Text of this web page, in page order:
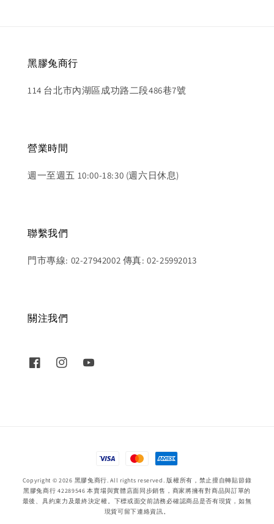
黑膠兔商行
114 台北市內湖區成功路二段486巷7號
營業時間
週一至週五 10:00-18:30 (週六日休息)
聯繫我們
門市專線: 02-27942002 傳真: 02-25992013
關注我們
Copyright © 2026 黑膠兔商行. All rights reserved. 版權所有，禁止擅自轉貼節錄
黑膠兔商行 42289546 本賣場與實體店面同步銷售，商家將擁有對商品與訂單的
最後、具約束力及最終決定權。下標或面交前請務必確認商品是否有現貨，如無
現貨可留下連絡資訊。